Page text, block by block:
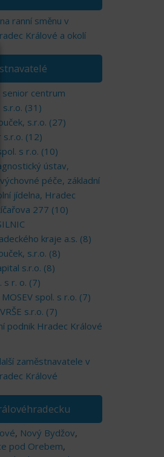
ranní směnu v
Králové a okolí
senior centrum
s.r.o. (31)
s.r.o. (27)
s.r.o. (12)
s r.o. (10)
ústav,
péče, základní
jídelna, Hradec
277 (10)
kraje a.s. (8)
s.r.o. (8)
s.r.o. (8)
s r. o. (7)
spol. s r.o. (7)
s.r.o. (7)
podnik Hradec Králové
zaměstnavatele v
Králové
, Nový Bydžov,
pod Orebem,